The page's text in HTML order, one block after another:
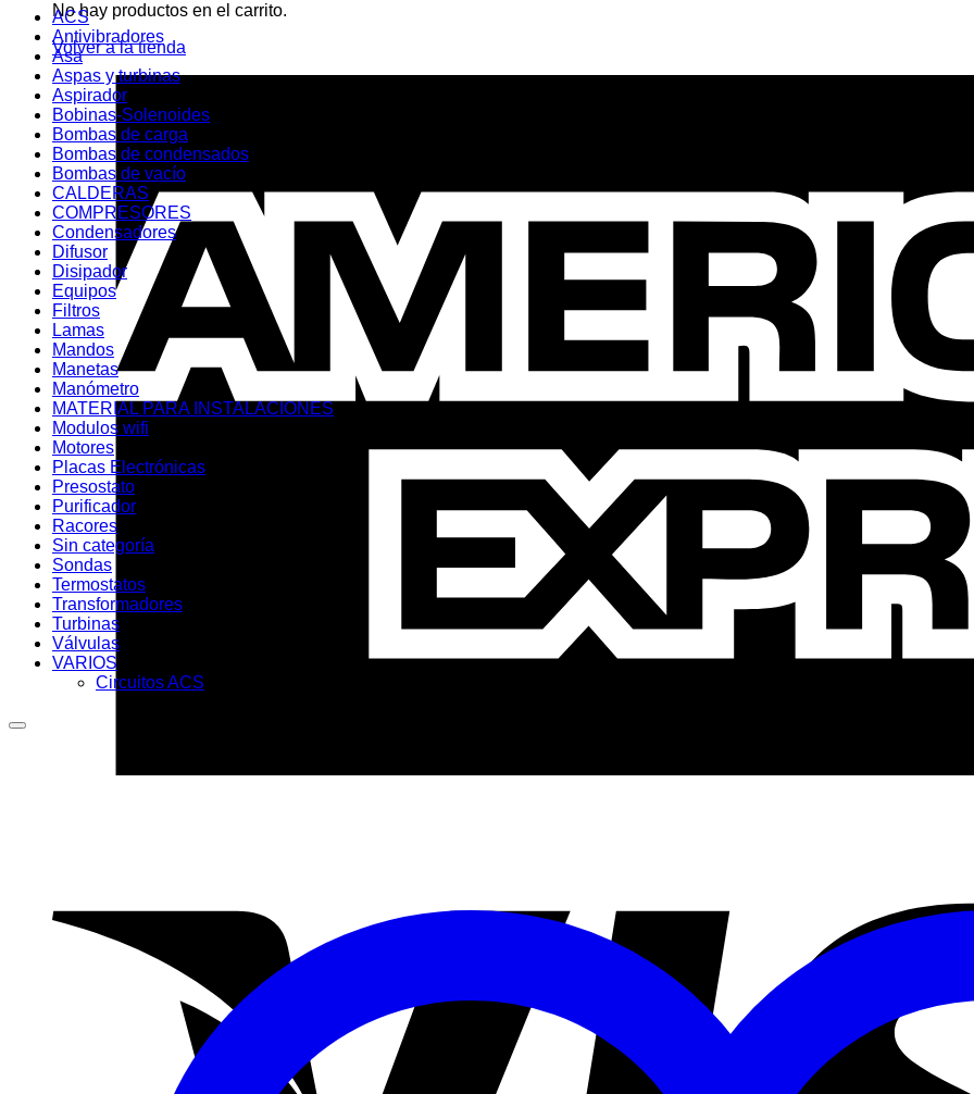
No hay productos en el carrito.
Volver a la tienda
ACS
Antivibradores
Asa
Aspas y turbinas
Aspirador
Bobinas-Solenoides
Bombas de carga
Bombas de condensados
Bombas de vacío
CALDERAS
COMPRESORES
Condensadores
Difusor
Disipador
Equipos
Filtros
Lamas
Mandos
Manetas
Manómetro
MATERIAL PARA INSTALACIONES
Modulos wifi
Motores
Placas Electrónicas
Presostato
Purificador
Racores
Sin categoría
Sondas
Termostatos
Transformadores
Turbinas
Válvulas
VARIOS
Circuitos ACS